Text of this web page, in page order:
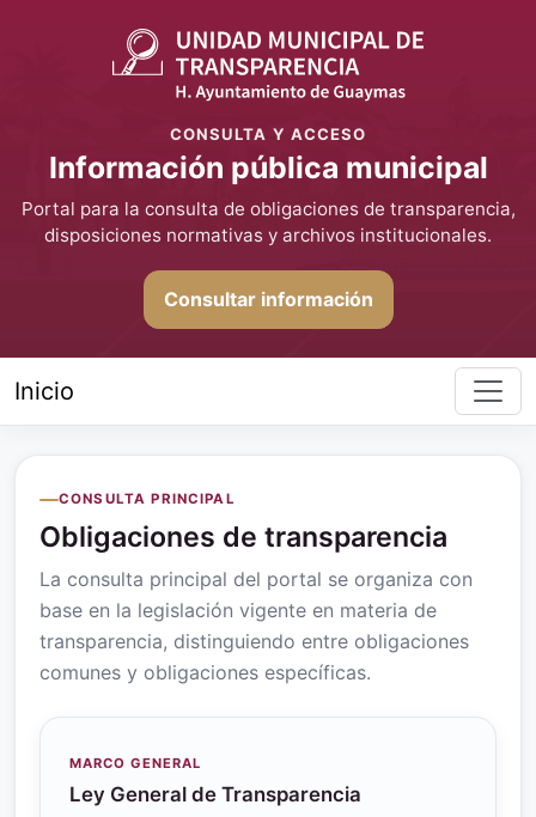
CONSULTA Y ACCESO
Información pública municipal
Portal para la consulta de obligaciones de transparencia,
disposiciones normativas y archivos institucionales.
Consultar información
Inicio
CONSULTA PRINCIPAL
Obligaciones de transparencia
La consulta principal del portal se organiza con
base en la legislación vigente en materia de
transparencia, distinguiendo entre obligaciones
comunes y obligaciones específicas.
MARCO GENERAL
Ley General de Transparencia